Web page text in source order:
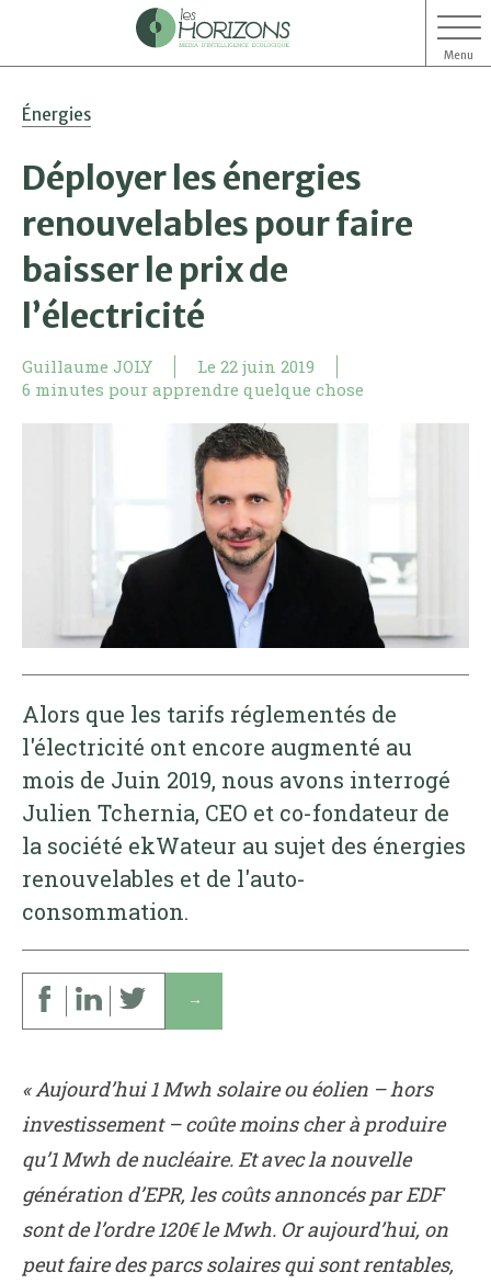
Menu
Énergies
Déployer les énergies
renouvelables pour faire
baisser le prix de
l’électricité
Guillaume JOLY Le 22 juin 2019
6 minutes pour apprendre quelque chose
Alors que les tarifs réglementés de
l'électricité ont encore augmenté au
mois de Juin 2019, nous avons interrogé
Julien Tchernia, CEO et co-fondateur de
la société ekWateur au sujet des énergies
renouvelables et de l'auto-
consommation.
↓
« Aujourd’hui 1 Mwh solaire ou éolien – hors
investissement – coûte moins cher à produire
qu’1 Mwh de nucléaire. Et avec la nouvelle
génération d’EPR, les coûts annoncés par EDF
sont de l’ordre 120€ le Mwh. Or aujourd’hui, on
peut faire des parcs solaires qui sont rentables,